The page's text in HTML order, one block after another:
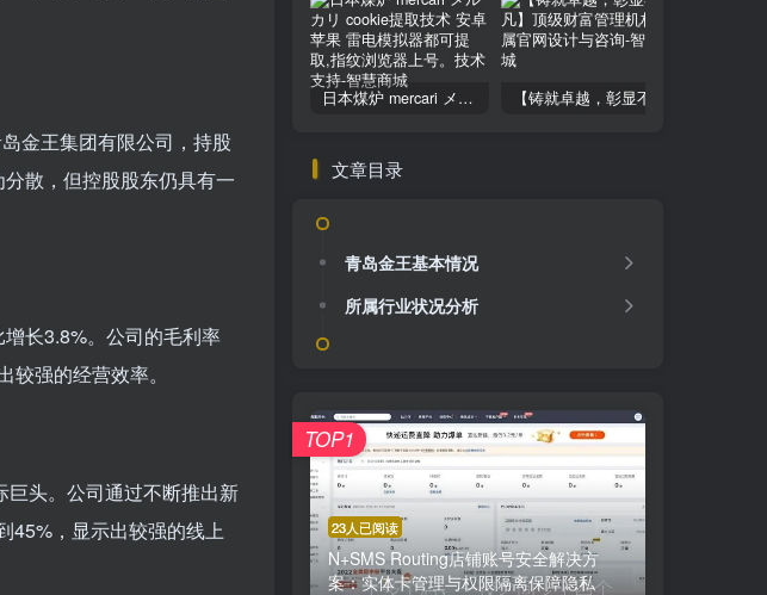
金王集团有限公司，持股
散，但控股股东仍具有一
长3.8%。公司的毛利率
强的经营效率。
头。公司通过不断推出新
45%，显示出较强的线上
日本煤炉 mercari メルカリ cookie提取技术 安卓 苹果 雷电模拟器都可提取,指纹浏览器上号。技术支持
文章目录
青岛金王基本情况
所属行业状况分析
23人已阅读
N+SMS Routing店铺账号安全解决方
案：实体卡管理与权限隔离保障隐私
TOP1